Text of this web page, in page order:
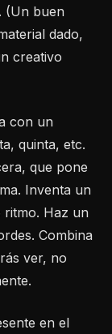
(Un buen
dado,
creativo
con un
quinta, etc.
que pone
Inventa un
ritmo. Haz un
Combina
ver, no
en el